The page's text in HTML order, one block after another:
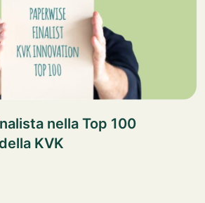
nella Top 100
KVK